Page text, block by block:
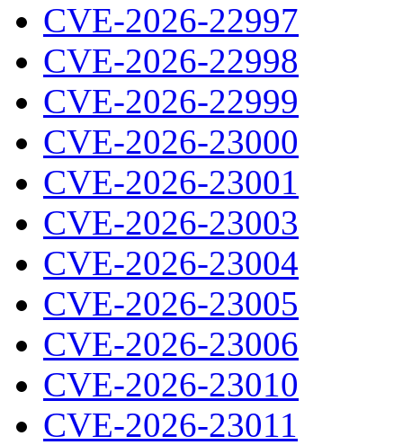
CVE-2026-22997
CVE-2026-22998
CVE-2026-22999
CVE-2026-23000
CVE-2026-23001
CVE-2026-23003
CVE-2026-23004
CVE-2026-23005
CVE-2026-23006
CVE-2026-23010
CVE-2026-23011